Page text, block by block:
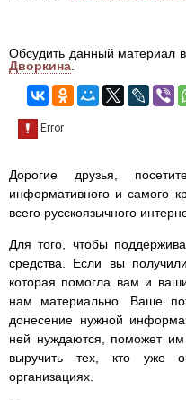
Обсудить данный материал
Дворкина
Дорогие друзья,
информативного и самого
всего русскоязычного
Для того, чтобы
средства. Если вы
которая помогла вам и
нам материально. Ваше
донесение нужной
ней нуждаются, поможет
выручить тех, кто уже
организациях.